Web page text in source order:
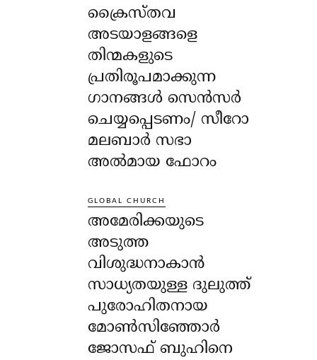
ക്രൈസ്തവ
അടയാളങ്ങളെ
തിന്മകളുടെ
പ്രതിരൂപമാക്കുന്ന
ഗാനങ്ങൾ സെൻസർ
ചെയ്യപ്പെടണം/ സീറോ
മലബാർ സഭാ
അൽമായ ഫോറം
GLOBAL CHURCH
അമേരിക്കയുടെ
അടുത്ത
വിശുദ്ധനാകാൻ
സാധ്യതയുള്ള ദുലുത്ത്
പുരോഹിതനായ
മോൺസിഞ്ഞോർ
ജോസഫ് ബുഹിനെ